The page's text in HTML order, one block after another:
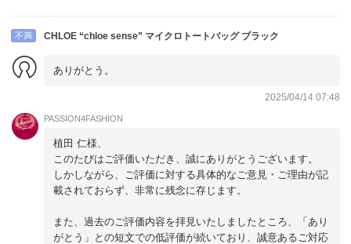
不満 CHLOE “chloe sense” マイクロトートバッグ ブラック
ありがとう。
2025/04/14 07:48
PASSION4FASHION
植田 仁様、
このたびはご評価いただき、誠にありがとうございます。
しかしながら、ご評価に対する具体的なご意見・ご理由が記
載されておらず、非常に残念に存じます。
また、過去のご評価内容を拝見いたしましたところ、「あり
がとう」との短文での低評価が続いており、誠意あるご対応